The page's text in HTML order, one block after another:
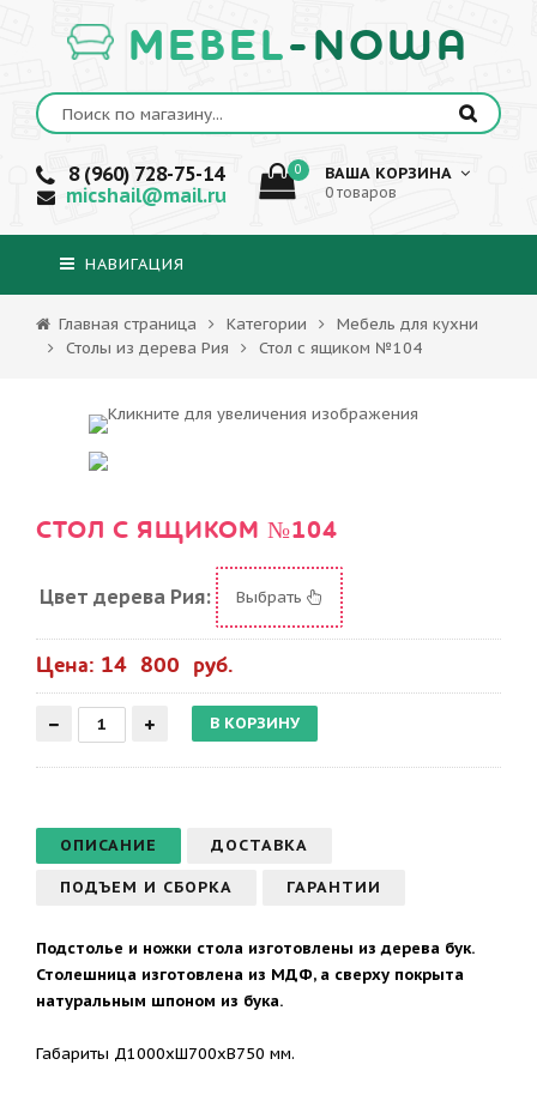
MEBEL-NOWA
8 (960) 728-75-14
micshail@mail.ru
0 ВАША КОРЗИНА
0 товаров
НАВИГАЦИЯ
Главная страница Категории
Мебель для кухни
Столы из дерева Рия
Стол с ящиком №104
СТОЛ С ЯЩИКОМ №104
Цвет дерева Рия: Выбрать
Цена: 14 800 руб.
ОПИСАНИЕ ДОСТАВКА
ПОДЪЕМ И СБОРКА ГАРАНТИИ
Подстолье и ножки стола изготовлены из дерева бук.
Столешница изготовлена из МДФ, а сверху покрыта
натуральным шпоном из бука.
Габариты Д1000хШ700хВ750 мм.